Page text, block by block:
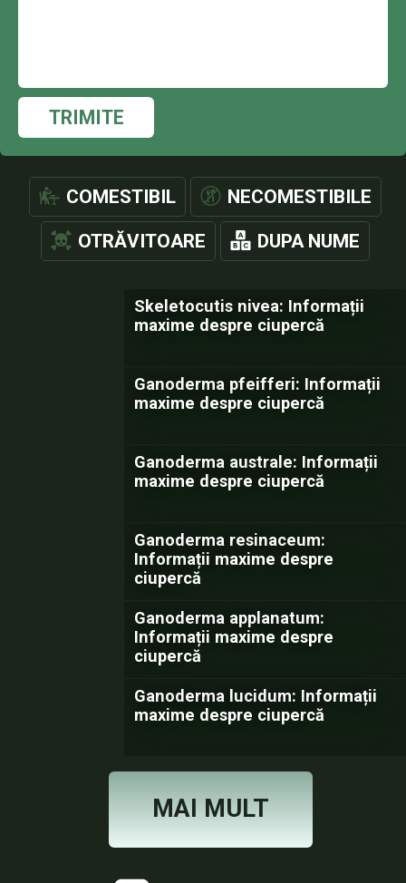
TRIMITE
COMESTIBIL NECOMESTIBILE
OTRĂVITOARE DUPA NUME
Skeletocutis nivea: Informații
maxime despre ciupercă
Ganoderma pfeifferi: Informații
maxime despre ciupercă
Ganoderma australe: Informații
maxime despre ciupercă
Ganoderma resinaceum:
Informații maxime despre
ciupercă
Ganoderma applanatum:
Informații maxime despre
ciupercă
Ganoderma lucidum: Informații
maxime despre ciupercă
MAI MULT